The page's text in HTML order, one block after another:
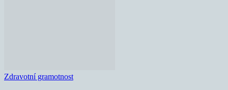
Zdravotní gramotnost